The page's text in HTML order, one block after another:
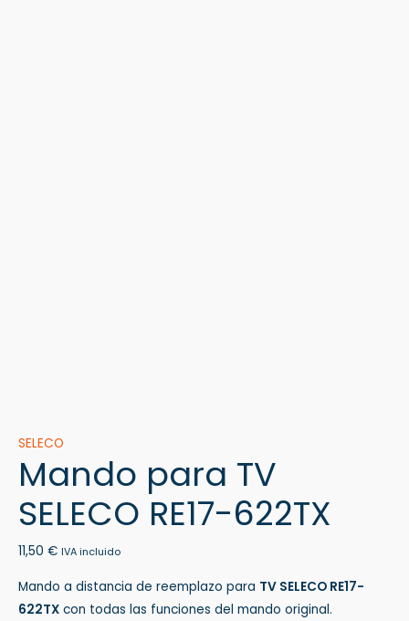
SELECO
Mando para TV
SELECO RE17-622TX
11,50 € IVA incluido
Mando a distancia de reemplazo para TV SELECO RE17-
622TX con todas las funciones del mando original.